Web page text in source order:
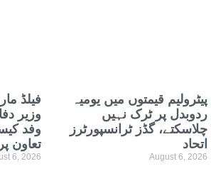
فیلڈ
وزیر
وفد
تعاون
6, 2026
پیٹرولیم قیمتوں میں یومیہ
ردوبدل پر ٹرک نہیں
چلاسکتے، گڈز ٹرانسپورٹرز
اتحاد
August 6, 2026